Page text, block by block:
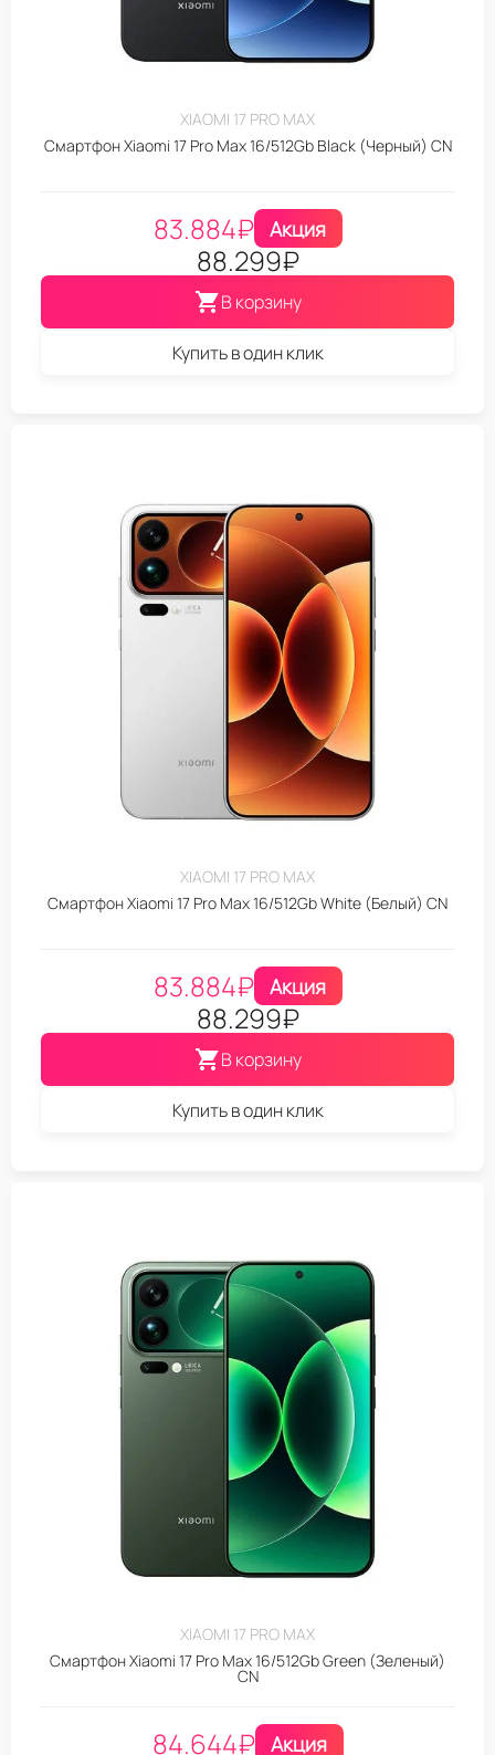
XIAOMI 17 PRO MAX
Смартфон Xiaomi 17 Pro Max 16/512Gb Black (Черный) CN
83.884₽ Акция
88.299₽
В корзину
Купить в один клик
XIAOMI 17 PRO MAX
Смартфон Xiaomi 17 Pro Max 16/512Gb White (Белый) CN
83.884₽ Акция
88.299₽
В корзину
Купить в один клик
XIAOMI 17 PRO MAX
Смартфон Xiaomi 17 Pro Max 16/512Gb Green (Зеленый)
CN
84.644₽ Акция